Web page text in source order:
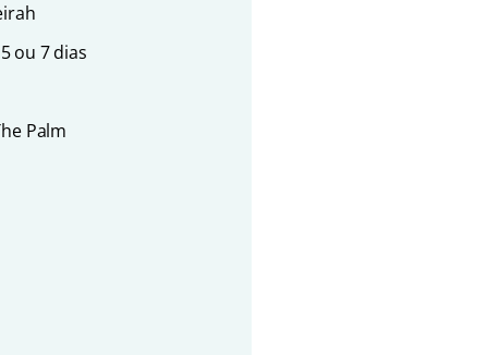
ou 7 dias
Palm